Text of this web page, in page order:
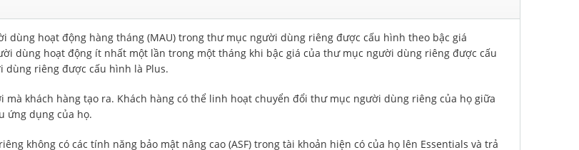
dùng hoạt động hàng tháng (MAU) trong thư mục người dùng riêng được cấu hình theo bậc giá
dùng hoạt động ít nhất một lần trong một tháng khi bậc giá của thư mục người dùng riêng được cấu
dùng riêng được cấu hình là Plus.
khách hàng tạo ra. Khách hàng có thể linh hoạt chuyển đổi thư mục người dùng riêng của họ giữa
ứng dụng của họ.
không có các tính năng bảo mật nâng cao (ASF) trong tài khoản hiện có của họ lên Essentials và trả